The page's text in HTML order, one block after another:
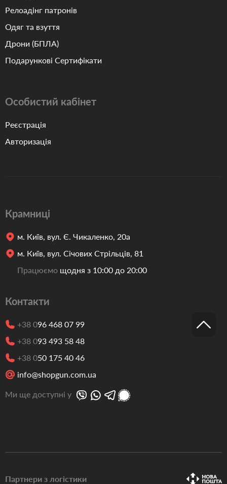
Релоадінг патронів
Одяг та взуття
Дрони (БПЛА)
Подарункові Сертифікати
Особистий кабінет
Реєстрація
Авторизація
Крамниці
м. Київ, вул. Є. Чикаленко, 20а
м. Київ, вул. Січових Стрільців, 81
Працюємо щодня з 10:00 до 20:00
Контакти
+38 096 468 07 99
+38 093 493 58 48
+38 050 175 40 46
info@shopgun.com.ua
Ми ще доступні у
Партнери з логістики